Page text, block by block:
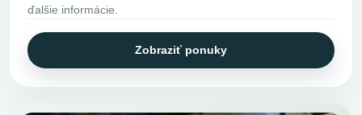
ďalšie informácie.
Zobraziť ponuky